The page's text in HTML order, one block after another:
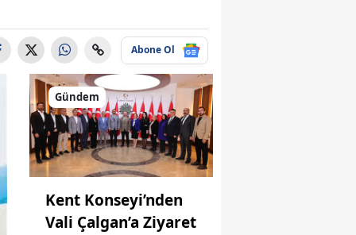
Abone Ol
Gündem
Kent Konseyi’nden
Vali Çalgan’a Ziyaret